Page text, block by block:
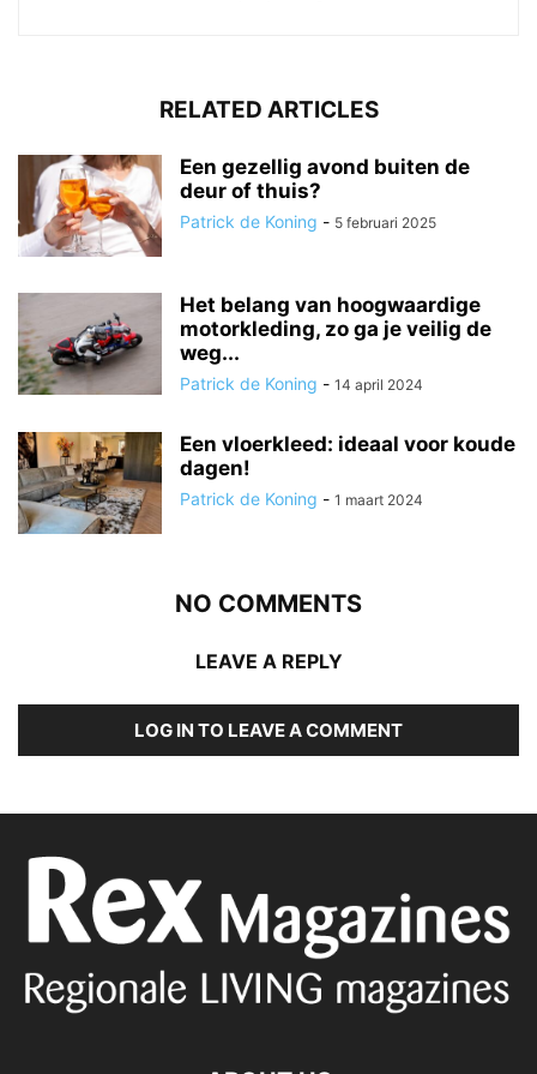
RELATED ARTICLES
Een gezellig avond buiten de
deur of thuis?
Patrick de Koning - 5 februari 2025
Het belang van hoogwaardige
motorkleding, zo ga je veilig de
weg...
Patrick de Koning - 14 april 2024
Een vloerkleed: ideaal voor koude
dagen!
Patrick de Koning - 1 maart 2024
NO COMMENTS
LEAVE A REPLY
LOG IN TO LEAVE A COMMENT